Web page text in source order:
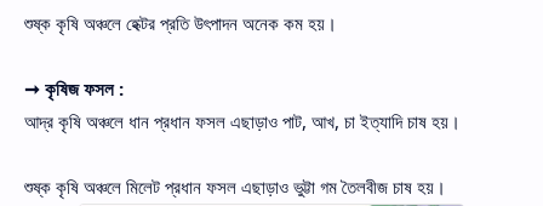
শুষ্ক কৃষি অঞ্চলে হেক্টর প্রতি উৎপাদন অনেক কম হয়।
➞ কৃষিজ ফসল :
আদ্র কৃষি অঞ্চলে ধান প্রধান ফসল এছাড়াও পাট, আখ, চা ইত্যাদি চাষ হয়।
শুষ্ক কৃষি অঞ্চলে মিলেট প্রধান ফসল এছাড়াও ভুট্টা গম তৈলবীজ চাষ হয়।